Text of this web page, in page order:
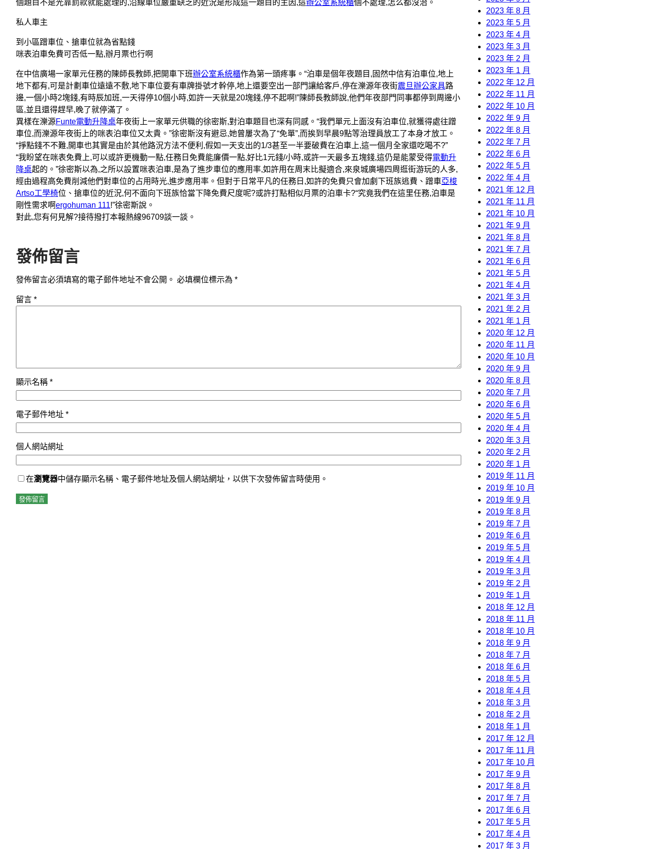
個題目不是光靠罰款就能處理的,沿線車位嚴重缺乏的近況是形成這一題目的主因,這辦公室系統櫃個不處理,怎么都沒治。
私人車主
到小區蹭車位、搶車位就為省點錢
咪表泊車免費可否低一點,辦月票也行啊
在中信廣場一家單元任務的陳師長教師,把開車下班辦公室系統櫃作為第一頭疼事。“泊車是個年夜題目,固然中信有泊車位,地上
地下都有,可是計劃車位遠遠不敷,地下車位要有車牌掛號才幹停,地上還要空出一部門讓給客戶,停在濼源年夜街震旦辦公家具路
邊,一個小時2塊錢,有時辰加班,一天得停10個小時,如許一天就是20塊錢,停不起啊!”陳師長教師說,他們年夜部門同事都停到周邊小
區,並且還得趕早,晚了就停滿了。
異樣在濼源Funte電動升降桌年夜街上一家單元供職的徐密斯,對泊車題目也深有同感。“我們單元上面沒有泊車位,就獲得處往蹭
車位,而濼源年夜街上的咪表泊車位又太貴。”徐密斯沒有避忌,她曾屢次為了“免單”,而挨到早晨9點等治理員放工了本身才放工。
“掙點錢不不難,開車也其實是由於其他路況方法不便利,假如一天支出的1/3甚至一半要破費在泊車上,這一個月全家還吃喝不?”
“我盼望在咪表免費上,可以或許更機動一點,任務日免費能廉價一點,好比1元錢/小時,或許一天最多五塊錢,這仍是能蒙受得電動升
降桌起的。”徐密斯以為,之所以設置咪表泊車,是為了進步車位的應用率,如許用在周末比擬適合,來泉城廣場四周逛街游玩的人多,
經由過程高免費削減他們對車位的占用時光,進步應用率。但對于日常平凡的任務日,如許的免費只會加劇下班族逃費、蹭車亞梭
Artso工學椅位、搶車位的近況,何不面向下班族恰當下降免費尺度呢?或許打點相似月票的泊車卡?“究竟我們在這里任務,泊車是
剛性需求啊ergohuman 111!”徐密斯說。
對此,您有何見解?接待撥打本報熱線96709談一談。
發佈留言
發佈留言必須填寫的電子郵件地址不會公開。 必填欄位標示為 *
留言 *
顯示名稱 *
電子郵件地址 *
個人網站網址
在瀏覽器中儲存顯示名稱、電子郵件地址及個人網站網址，以供下次發佈留言時使用。
2023 年 8 月
2023 年 5 月
2023 年 4 月
2023 年 3 月
2023 年 2 月
2023 年 1 月
2022 年 12 月
2022 年 11 月
2022 年 10 月
2022 年 9 月
2022 年 8 月
2022 年 7 月
2022 年 6 月
2022 年 5 月
2022 年 4 月
2021 年 12 月
2021 年 11 月
2021 年 10 月
2021 年 9 月
2021 年 8 月
2021 年 7 月
2021 年 6 月
2021 年 5 月
2021 年 4 月
2021 年 3 月
2021 年 2 月
2021 年 1 月
2020 年 12 月
2020 年 11 月
2020 年 10 月
2020 年 9 月
2020 年 8 月
2020 年 7 月
2020 年 6 月
2020 年 5 月
2020 年 4 月
2020 年 3 月
2020 年 2 月
2020 年 1 月
2019 年 11 月
2019 年 10 月
2019 年 9 月
2019 年 8 月
2019 年 7 月
2019 年 6 月
2019 年 5 月
2019 年 4 月
2019 年 3 月
2019 年 2 月
2019 年 1 月
2018 年 12 月
2018 年 11 月
2018 年 10 月
2018 年 9 月
2018 年 7 月
2018 年 6 月
2018 年 5 月
2018 年 4 月
2018 年 3 月
2018 年 2 月
2018 年 1 月
2017 年 12 月
2017 年 11 月
2017 年 10 月
2017 年 9 月
2017 年 8 月
2017 年 7 月
2017 年 6 月
2017 年 5 月
2017 年 4 月
2017 年 3 月